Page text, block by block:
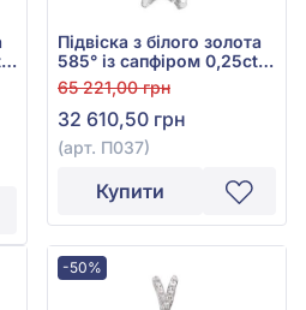
Підвіска з білого золота
585° із сапфіром 0,25ct
та діамантом 0,18ct, арт.
П037
65 221,00 грн
32 610,50 грн
(арт. П037)
Купити
-50%